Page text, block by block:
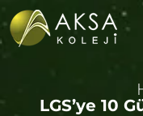
LGS’ye 10